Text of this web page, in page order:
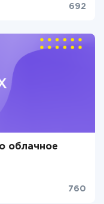
692
облачное
760